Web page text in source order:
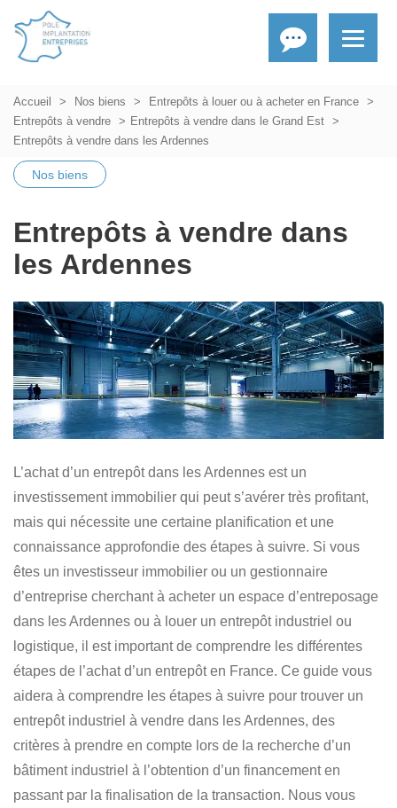
Accueil Nos biens
Entrepôts à louer ou à acheter en France
Entrepôts à vendre
Entrepôts à vendre dans le Grand Est
Entrepôts à vendre dans les Ardennes
Nos biens
Entrepôts à vendre dans
les Ardennes
L’achat d’un entrepôt dans les Ardennes est un
investissement immobilier qui peut s’avérer très profitant,
mais qui nécessite une certaine planification et une
connaissance approfondie des étapes à suivre. Si vous
êtes un investisseur immobilier ou un gestionnaire
d’entreprise cherchant à acheter un espace d’entreposage
dans les Ardennes ou à louer un entrepôt industriel ou
logistique, il est important de comprendre les différentes
étapes de l’achat d’un entrepôt en France. Ce guide vous
aidera à comprendre les étapes à suivre pour trouver un
entrepôt industriel à vendre dans les Ardennes, des
critères à prendre en compte lors de la recherche d’un
bâtiment industriel à l’obtention d’un financement en
passant par la finalisation de la transaction. Nous vous